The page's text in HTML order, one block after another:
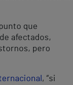
que
afectados,
pero
, “si